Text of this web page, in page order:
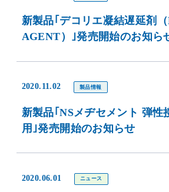
新製品｢デコリエ凝結遅延剤
AGENT）｣発売開始のお知ら
2020.11.02 製品情報
新製品｢NSメヂセメント 弾性
用｣発売開始のお知らせ
2020.06.01 ニュース